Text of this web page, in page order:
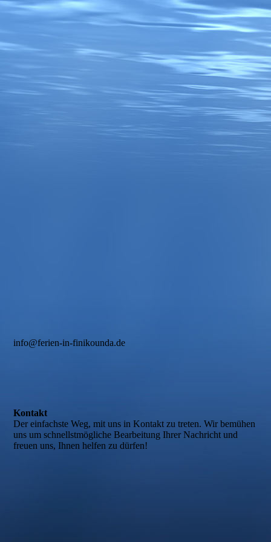
info@ferien-in-finikounda.de
Kontakt
Der einfachste Weg, mit uns in Kontakt zu treten. Wir bemühen
uns um schnellstmögliche Bearbeitung Ihrer Nachricht und
freuen uns, Ihnen helfen zu dürfen!